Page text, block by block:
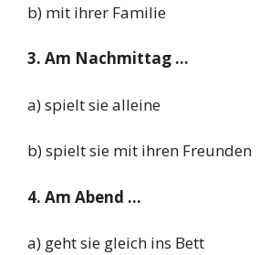
b) mit ihrer Familie
3. Am Nachmittag …
a) spielt sie alleine
b) spielt sie mit ihren Freunden
4. Am Abend …
a) geht sie gleich ins Bett